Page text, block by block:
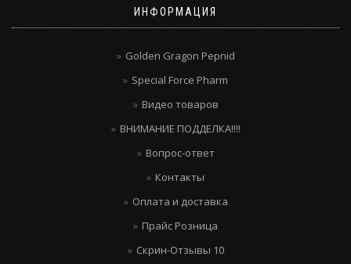
ИНФОРМАЦИЯ
Golden Gragon Pepnid
Special Force Pharm
Видео товаров
ВНИМАНИЕ ПОДДЕЛКА!!!!
Вопрос-ответ
Контакты
Оплата и доставка
Прайс Розница
Скрин-Отзывы 10